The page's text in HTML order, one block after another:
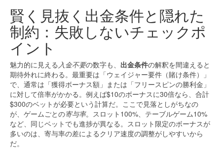
賢く見抜く出金条件と隠れた
制約：失敗しないチェックポ
イント
魅力的に見える 入金不要の数字も、 出金条件の解釈を間違えると
期待外れに終わる。最重要は「ウェイジャー要件（賭け条件）」
で、通常は「獲得ボーナス額」または「フリースピンの勝利金」
に対して倍率がかかる。例えば$10のボーナスに30倍なら、合計
$300のベットが必要という計算だ。ここで見落としがちなの
が、ゲームごとの寄与率。スロット100%、テーブルゲーム10%
など、同じベットでも進捗が異なる。スロット限定のボーナスが
多いのは、寄与率の差によるクリア速度の調整がしやすいから
だ。